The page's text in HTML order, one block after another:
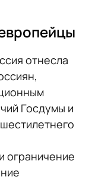
отнесла
Госдумы и
ограничение